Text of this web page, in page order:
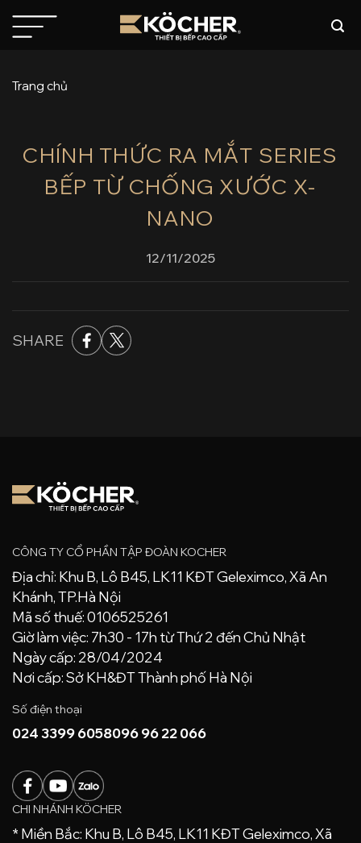
qua
Trang chủ
CHÍNH THỨC RA MẮT SERIES
BẾP TỪ CHỐNG XƯỚC X-
NANO
12/11/2025
SHARE
CÔNG TY CỔ PHẦN TẬP ĐOÀN KOCHER
Địa chỉ: Khu B, Lô B45, LK11 KĐT Geleximco, Xã An
Khánh, TP.Hà Nội
Mã số thuế: 0106525261
Giờ làm việc: 7h30 - 17h từ Thứ 2 đến Chủ Nhật
Ngày cấp: 28/04/2024
Nơi cấp: Sở KH&ĐT Thành phố Hà Nội
Số điện thoại
024 3399 6058096 96 22 066
CHI NHÁNH KÖCHER
* Miền Bắc: Khu B, Lô B45, LK11 KĐT Geleximco, Xã